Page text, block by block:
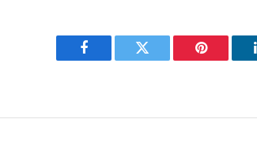
Facebook Twitter Pinterest